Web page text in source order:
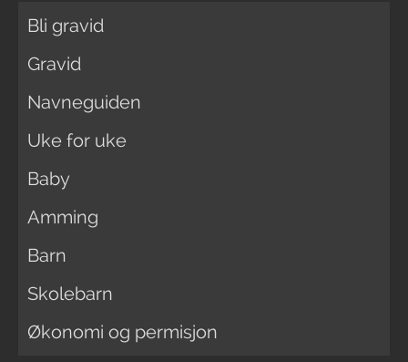
Bli gravid
Gravid
Navneguiden
Uke for uke
Baby
Amming
Barn
Skolebarn
Økonomi og permisjon